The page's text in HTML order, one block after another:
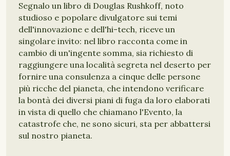
Segnalo un libro di Douglas Rushkoff, noto
studioso e popolare divulgatore sui temi
dell'innovazione e dell'hi-tech, riceve un
singolare invito: nel libro racconta come in
cambio di un'ingente somma, sia richiesto di
raggiungere una località segreta nel deserto per
fornire una consulenza a cinque delle persone
più ricche del pianeta, che intendono verificare
la bontà dei diversi piani di fuga da loro elaborati
in vista di quello che chiamano l'Evento, la
catastrofe che, ne sono sicuri, sta per abbattersi
sul nostro pianeta.